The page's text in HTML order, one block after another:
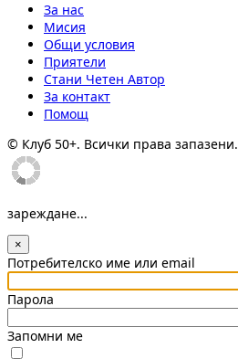
За нас
Мисия
Общи условия
Приятели
Стани Четен Автор
За контакт
Помощ
© Клуб 50+. Всички права запазени.
зареждане...
×
Потребителско име или email
Парола
Запомни ме